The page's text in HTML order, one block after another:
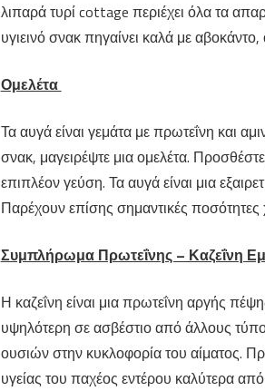
λιπαρά τυρί cottage περιέχει όλα τα
υγιεινό σνακ πηγαίνει καλά με
Ομελέτα
Τα αυγά είναι γεμάτα με πρωτεΐνη και
σνακ, μαγειρέψτε μια ομελέτα.
επιπλέον γεύση. Τα αυγά είναι μια
Παρέχουν επίσης σημαντικές
Συμπλήρωμα Πρωτεΐνης – Καζεΐνη
Η καζεΐνη είναι μια πρωτεΐνη αργής
υψηλότερη σε ασβέστιο από άλλους
ουσιών στην κυκλοφορία του αίματος.
υγείας του παχέος εντέρου καλύτερα